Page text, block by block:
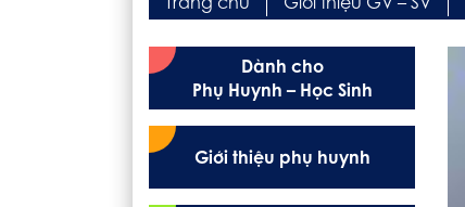
Trang chủ Giới thiệu GV – SV
Dành cho
Phụ Huynh – Học Sinh
Giới thiệu phụ huynh